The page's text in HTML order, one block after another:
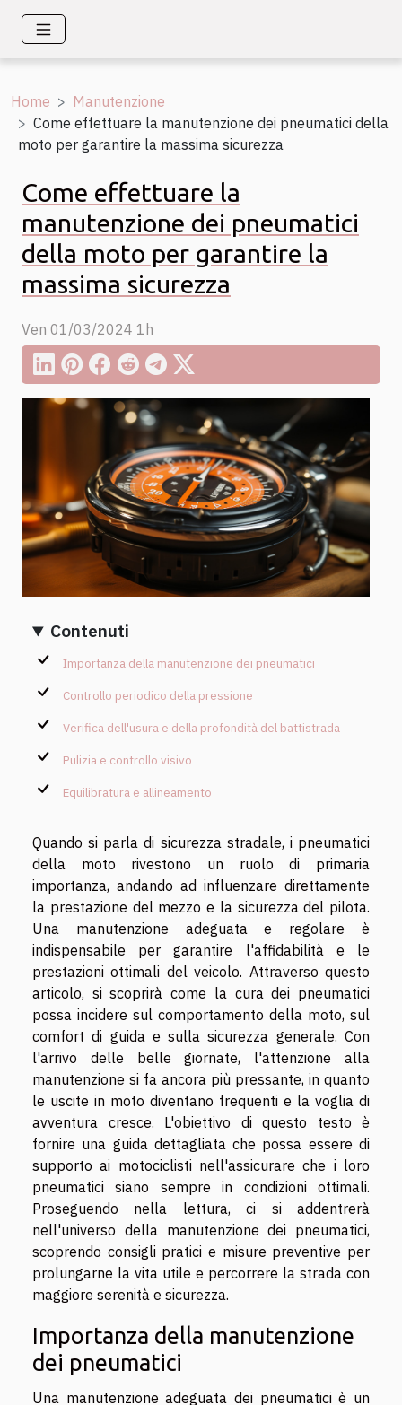
Home
Manutenzione
Come effettuare la manutenzione dei pneumatici della
moto per garantire la massima sicurezza
Come effettuare la
manutenzione dei pneumatici
della moto per garantire la
massima sicurezza
Ven 01/03/2024 1h
Contenuti
Importanza della manutenzione dei pneumatici
Controllo periodico della pressione
Verifica dell'usura e della profondità del battistrada
Pulizia e controllo visivo
Equilibratura e allineamento
Quando si parla di sicurezza stradale, i pneumatici
della moto rivestono un ruolo di primaria
importanza, andando ad influenzare direttamente
la prestazione del mezzo e la sicurezza del pilota.
Una manutenzione adeguata e regolare è
indispensabile per garantire l'affidabilità e le
prestazioni ottimali del veicolo. Attraverso questo
articolo, si scoprirà come la cura dei pneumatici
possa incidere sul comportamento della moto, sul
comfort di guida e sulla sicurezza generale. Con
l'arrivo delle belle giornate, l'attenzione alla
manutenzione si fa ancora più pressante, in quanto
le uscite in moto diventano frequenti e la voglia di
avventura cresce. L'obiettivo di questo testo è
fornire una guida dettagliata che possa essere di
supporto ai motociclisti nell'assicurare che i loro
pneumatici siano sempre in condizioni ottimali.
Proseguendo nella lettura, ci si addentrerà
nell'universo della manutenzione dei pneumatici,
scoprendo consigli pratici e misure preventive per
prolungarne la vita utile e percorrere la strada con
maggiore serenità e sicurezza.
Importanza della manutenzione
dei pneumatici
Una manutenzione adeguata dei pneumatici è un